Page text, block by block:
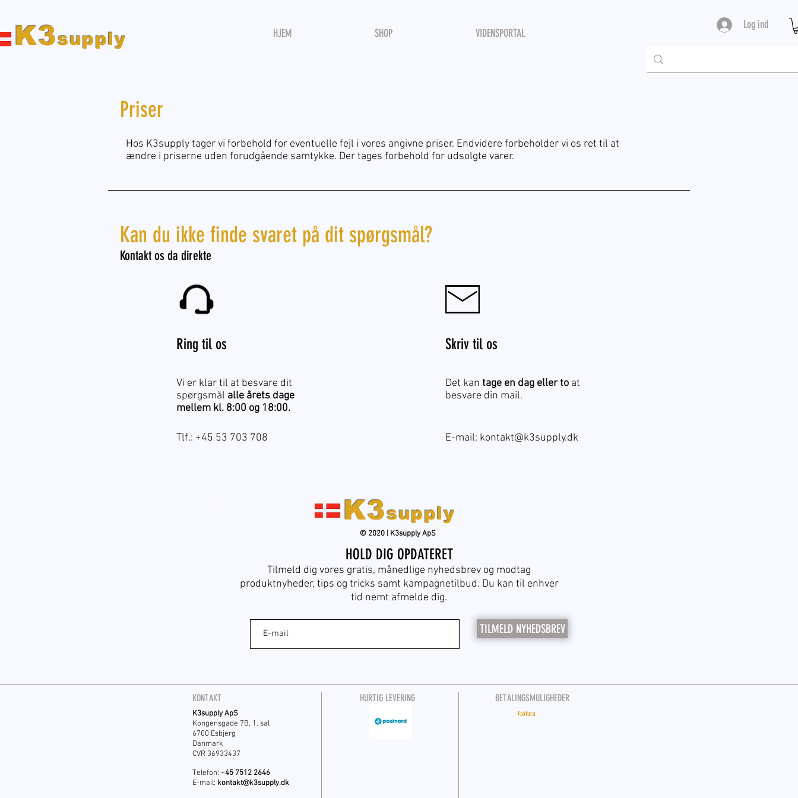
K3supply HJEM SHOP VIDENSPORTAL
Log ind
Priser
Hos K3supply tager vi forbehold for eventuelle fejl i vores angivne priser. Endvidere forbeholder vi os ret til at
ændre i priserne uden forudgående samtykke. Der tages forbehold for udsolgte varer.
Kan du ikke finde svaret på dit spørgsmål?
Kontakt os da direkte
Ring til os Skriv til os
Vi er klar til at besvare dit
spørgsmål alle årets dage
mellem kl. 8:00 og 18:00.
Tlf.: +45 53 703 708
Det kan tage en dag eller to at
besvare din mail.
E-mail: kontakt@k3supply.dk
K3supply
© 2020 | K3supply ApS
HOLD DIG OPDATERET
Tilmeld dig vores gratis, månedlige nyhedsbrev og modtag
produktnyheder, tips og tricks samt kampagnetilbud. Du kan til enhver
tid nemt afmelde dig.
TILMELD NYHEDSBREV
KONTAKT
K3supply ApS
Kongensgade 7B, 1. sal
6700 Esbjerg
Danmark
CVR 36933437
Telefon: +45 7512 2646
E-mail: kontakt@k3supply.dk
HURTIG LEVERING BETALINGSMULIGHEDER
Faktura